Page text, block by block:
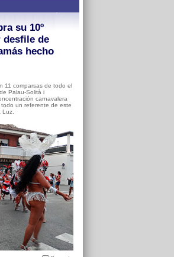
su 10º
desfile de
hecho
11 comparsas de todo el
Palau-Solità i
carnavalera
un referente de este